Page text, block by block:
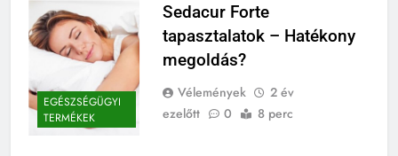
EGÉSZSÉGÜGYI
TERMÉKEK
Sedacur Forte
tapasztalatok – Hatékony
megoldás?
Vélemények
2 év
ezelőtt
0 8 perc